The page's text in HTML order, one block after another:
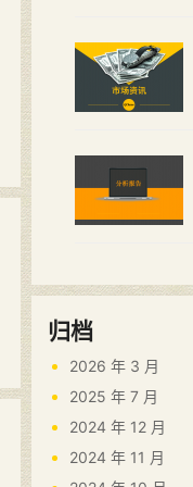
归档
2026 年 3 月
2025 年 7 月
2024 年 12 月
2024 年 11 月